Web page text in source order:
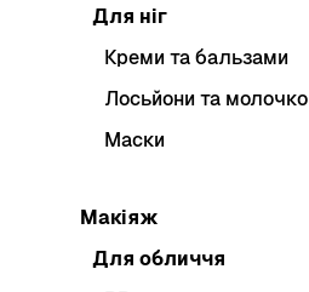
Для ніг
Креми та бальзами
Лосьйони та молочко
Маски
Макіяж
Для обличчя